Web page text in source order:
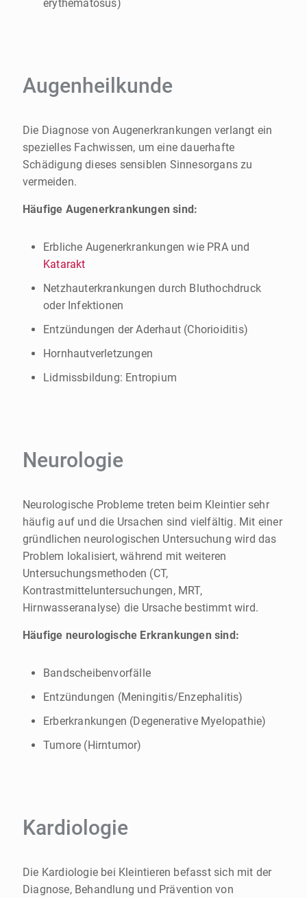
erythematosus)
Augenheilkunde
Die Diagnose von Augenerkrankungen verlangt ein
spezielles Fachwissen, um eine dauerhafte
Schädigung dieses sensiblen Sinnesorgans zu
vermeiden.
Häufige Augenerkrankungen sind:
Erbliche Augenerkrankungen wie PRA und
Katarakt
Netzhauterkrankungen durch Bluthochdruck
oder Infektionen
Entzündungen der Aderhaut (Chorioiditis)
Hornhautverletzungen
Lidmissbildung: Entropium
Neurologie
Neurologische Probleme treten beim Kleintier sehr
häufig auf und die Ursachen sind vielfältig. Mit einer
gründlichen neurologischen Untersuchung wird das
Problem lokalisiert, während mit weiteren
Untersuchungsmethoden (CT,
Kontrastmitteluntersuchungen, MRT,
Hirnwasseranalyse) die Ursache bestimmt wird.
Häufige neurologische Erkrankungen sind:
Bandscheibenvorfälle
Entzündungen (Meningitis/Enzephalitis)
Erberkrankungen (Degenerative Myelopathie)
Tumore (Hirntumor)
Kardiologie
Die Kardiologie bei Kleintieren befasst sich mit der
Diagnose, Behandlung und Prävention von